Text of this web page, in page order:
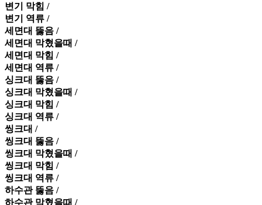
변기 막힘 /
변기 역류 /
세면대 뚫음 /
세면대 막혔을때 /
세면대 막힘 /
세면대 역류 /
싱크대 뚫음 /
싱크대 막혔을때 /
싱크대 막힘 /
싱크대 역류 /
씽크대 /
씽크대 뚫음 /
씽크대 막혔을때 /
씽크대 막힘 /
씽크대 역류 /
하수관 뚫음 /
하수관 막혔을때 /